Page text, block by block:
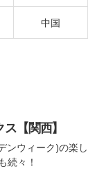
中国
【関西】
ンウィーク)の楽し
続々！